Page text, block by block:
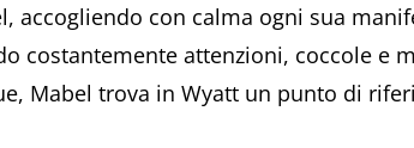
accogliendo con calma ogni sua
costantemente attenzioni, coccole e
Mabel trova in Wyatt un punto di